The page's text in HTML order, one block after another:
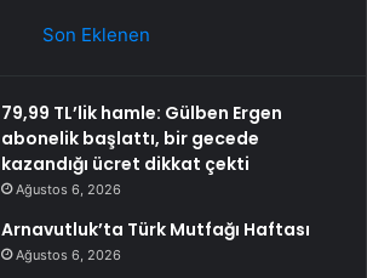
Son Eklenen
79,99 TL’lik hamle: Gülben Ergen
abonelik başlattı, bir gecede
kazandığı ücret dikkat çekti
Ağustos 6, 2026
Arnavutluk’ta Türk Mutfağı Haftası
Ağustos 6, 2026